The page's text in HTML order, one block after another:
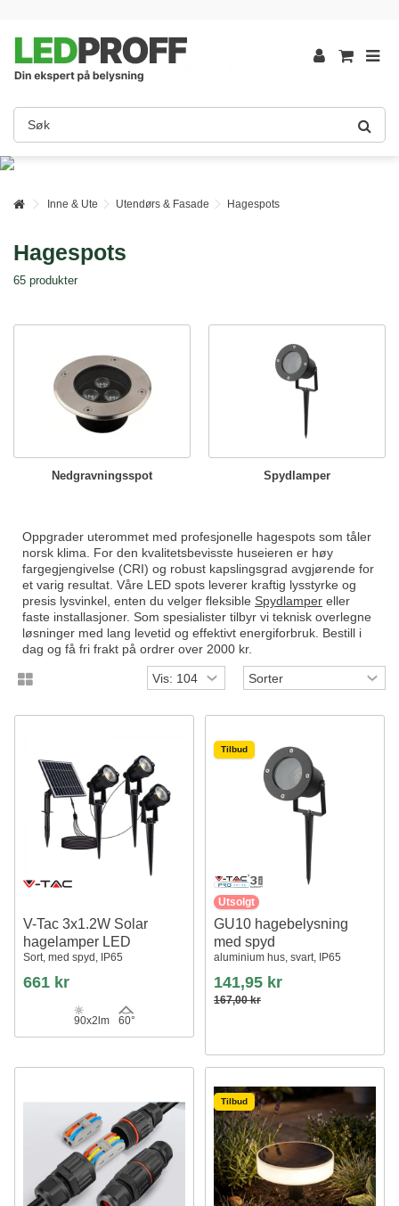
Inne & Ute Utendørs & Fasade Hagespots
Hagespots
65 produkter
Nedgravningsspot Spydlamper
Oppgrader uterommet med profesjonelle hagespots som tåler
norsk klima. For den kvalitetsbevisste huseieren er høy
fargegjengivelse (CRI) og robust kapslingsgrad avgjørende for
et varig resultat. Våre LED spots leverer kraftig lysstyrke og
presis lysvinkel, enten du velger fleksible Spydlamper eller
faste installasjoner. Som spesialister tilbyr vi teknisk overlegne
løsninger med lang levetid og effektivt energiforbruk. Bestill i
dag og få fri frakt på ordrer over 2000 kr.
V-Tac 3x1.2W Solar
hagelamper LED
Sort, med spyd, IP65
661 kr
90x2lm 60°
Tilbud
Utsolgt
GU10 hagebelysning
med spyd
aluminium hus, svart, IP65
141,95 kr
167,00 kr
Tilbud